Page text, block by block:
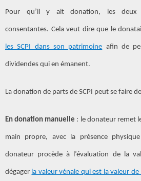
Pour qu’il y ait donation, les deux
consentantes. Cela veut dire que le
les SCPI dans son patrimoine afin de
dividendes qui en émanent.
La donation de parts de SCPI peut se faire
En donation manuelle : le donateur remet
main propre, avec la présence
donateur procède à l’évaluation de la
dégager la valeur vénale qui est la valeur de